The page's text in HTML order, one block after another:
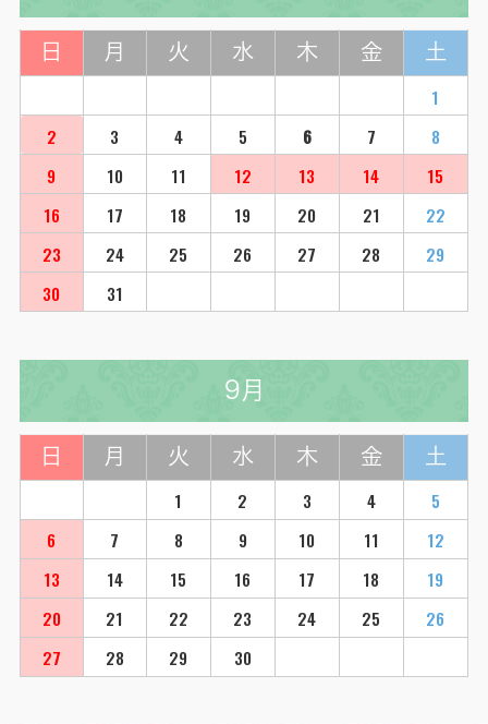
日 月 火 水 木 金 土
1
2
3 4 5 6 7
8
9
10 11 12 13 14
15
16
17 18 19 20 21
22
23
24 25 26 27 28
29
30
31
9月
日 月 火 水 木 金 土
1 2 3 4
5
6
7 8 9 10 11
12
13
14 15 16 17 18
19
20
21 22 23 24 25
26
27
28 29 30